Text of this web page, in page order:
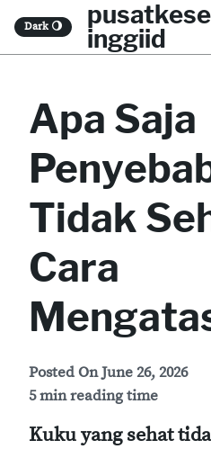
Dark 🌖 inggiid
Apa Saja
Tidak
Cara
Posted OnJune 26, 2026
5 min reading time
Kuku yang sehat